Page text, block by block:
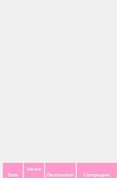
Date
Heure
Destination Compagnie